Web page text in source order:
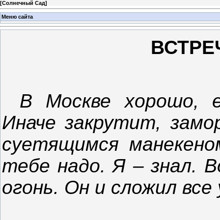
[Солнечный Сад]
Меню сайта
В Москве хорошо,
Иначе закрутит,
суетящимся
тебе надо. Я – знал.
огонь. Он и сложил все